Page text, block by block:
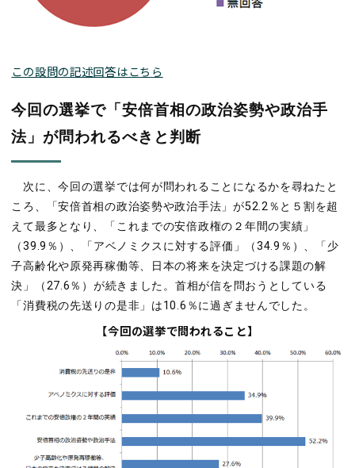
この設問の記述回答はこちら
今回の選挙で「安倍首相の政治姿勢や政治手
法」が問われるべきと判断
次に、今回の選挙では何が問われることになるかを尋ねたと
ころ、「安倍首相の政治姿勢や政治手法」が52.2％と５割を超
えて最多となり、「これまでの安倍政権の２年間の実績」
（39.9％）、「アベノミクスに対する評価」（34.9％）、「少
子高齢化や原発再稼働等、日本の将来を決定づける課題の解
決」（27.6％）が続きました。首相が信を問おうとしている
「消費税の先送りの是非」は10.6％に過ぎませんでした。
【今回の選挙で問われること】